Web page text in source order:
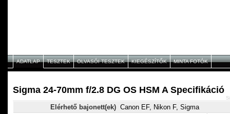
ADATLAP TESZTEK OLVASÓI TESZTEK KIEGÉSZÍTŐK MINTA FOTÓK
Sigma 24-70mm f/2.8 DG OS HSM A Specifikáció
Elérhető bajonett(ek) Canon EF, Nikon F, Sigma